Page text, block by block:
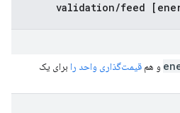
و هم قیمت‌گذاری واحد را برای یک